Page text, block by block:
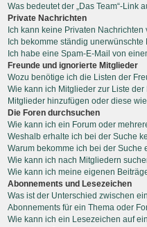
Was bedeutet der „Das Team“-Link
Private Nachrichten
Ich kann keine Privaten Nachrichten
Ich bekomme ständig
Ich habe eine Spam-E-Mail von
Freunde und ignorierte Mitglieder
Wozu benötige ich die Listen der
Wie kann ich Mitglieder zur Liste
Mitglieder hinzufügen oder diese
Die Foren durchsuchen
Wie kann ich ein Forum oder
Weshalb erhalte ich bei der Suche
Warum bekomme ich bei der Suche
Wie kann ich nach Mitgliedern
Wie kann ich meine eigenen
Abonnements und Lesezeichen
Was ist der Unterschied zwischen
Abonnements für ein Thema oder
Wie kann ich ein Lesezeichen auf